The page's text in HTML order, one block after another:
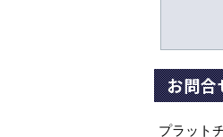
お問合
プラット